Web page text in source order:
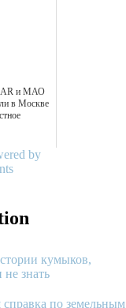
и МАО
в Москве
by
кумыков,
знать
по земельным